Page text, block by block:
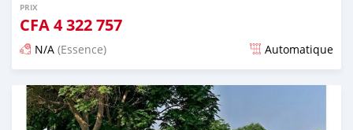
PRIX
CFA4 322 757
N/A (Essence) Automatique
Publié il y a presque 6 ans